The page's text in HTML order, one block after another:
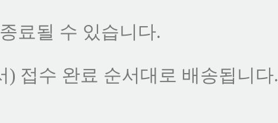
료될 수 있습니다.
) 접수 완료 순서대로 배송됩니다.